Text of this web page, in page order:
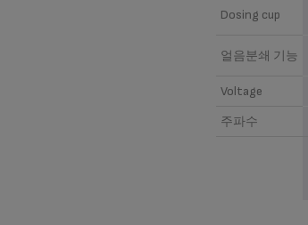
Dosing cup
얼음분쇄 기능
Voltage
주파수